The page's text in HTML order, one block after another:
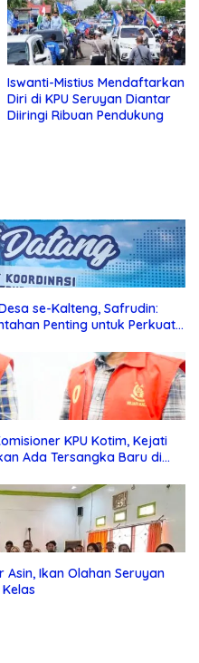
Iswanti-Mistius Mendaftarkan
Diri di KPU Seruyan Diantar
Diiringi Ribuan Pendukung
se-Kalteng, Safrudin:
Penting untuk Perkuat
KPU Kotim, Kejati
Ada Tersangka Baru di
Asin, Ikan Olahan Seruyan